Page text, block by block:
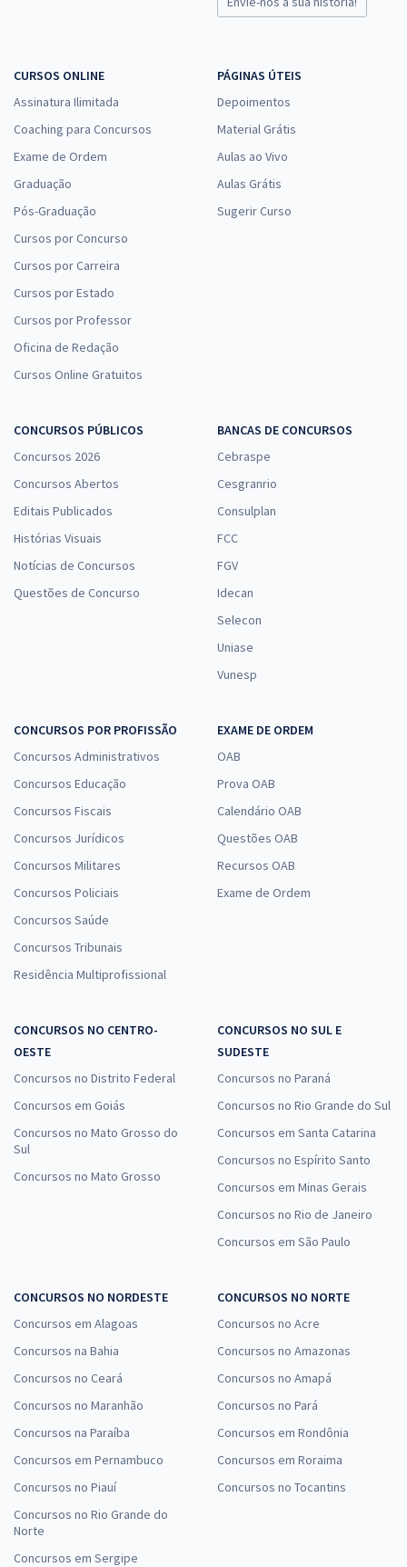
CURSOS ONLINE
Assinatura Ilimitada
Coaching para Concursos
Exame de Ordem
Graduação
Pós-Graduação
Cursos por Concurso
Cursos por Carreira
Cursos por Estado
Cursos por Professor
Oficina de Redação
Cursos Online Gratuitos
PÁGINAS ÚTEIS
Depoimentos
Material Grátis
Aulas ao Vivo
Aulas Grátis
Sugerir Curso
CONCURSOS PÚBLICOS
Concursos 2026
Concursos Abertos
Editais Publicados
Histórias Visuais
Notícias de Concursos
Questões de Concurso
BANCAS DE CONCURSOS
Cebraspe
Cesgranrio
Consulplan
FCC
FGV
Idecan
Selecon
Uniase
Vunesp
CONCURSOS POR PROFISSÃO
Concursos Administrativos
Concursos Educação
Concursos Fiscais
Concursos Jurídicos
Concursos Militares
Concursos Policiais
Concursos Saúde
Concursos Tribunais
Residência Multiprofissional
EXAME DE ORDEM
OAB
Prova OAB
Calendário OAB
Questões OAB
Recursos OAB
Exame de Ordem
CONCURSOS NO CENTRO-
OESTE
Concursos no Distrito Federal
Concursos em Goiás
Concursos no Mato Grosso do
Sul
Concursos no Mato Grosso
CONCURSOS NO SUL E
SUDESTE
Concursos no Paraná
Concursos no Rio Grande do Sul
Concursos em Santa Catarina
Concursos no Espírito Santo
Concursos em Minas Gerais
Concursos no Rio de Janeiro
Concursos em São Paulo
CONCURSOS NO NORDESTE
Concursos em Alagoas
Concursos na Bahia
Concursos no Ceará
Concursos no Maranhão
Concursos na Paraíba
Concursos em Pernambuco
Concursos no Piauí
Concursos no Rio Grande do
Norte
Concursos em Sergipe
CONCURSOS NO NORTE
Concursos no Acre
Concursos no Amazonas
Concursos no Amapá
Concursos no Pará
Concursos em Rondônia
Concursos em Roraima
Concursos no Tocantins